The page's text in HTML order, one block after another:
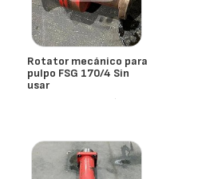
Rotator mecánico para
pulpo FSG 170/4 Sin
usar
- España